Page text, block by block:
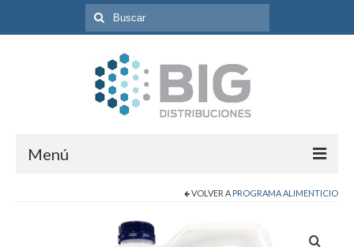
Búsqueda
para:
Menú
VOLVER A PROGRAMA ALIMENTICIO